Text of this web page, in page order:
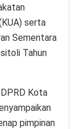
serta
Sementara
Tahun
Kota
pimpinan